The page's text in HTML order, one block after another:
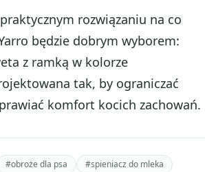
praktycznym rozwiązaniu na co
będzie dobrym wyborem:
z ramką w kolorze
tak, by ograniczać
komfort kocich zachowań.
#obroże dla psa #spieniacz do mleka